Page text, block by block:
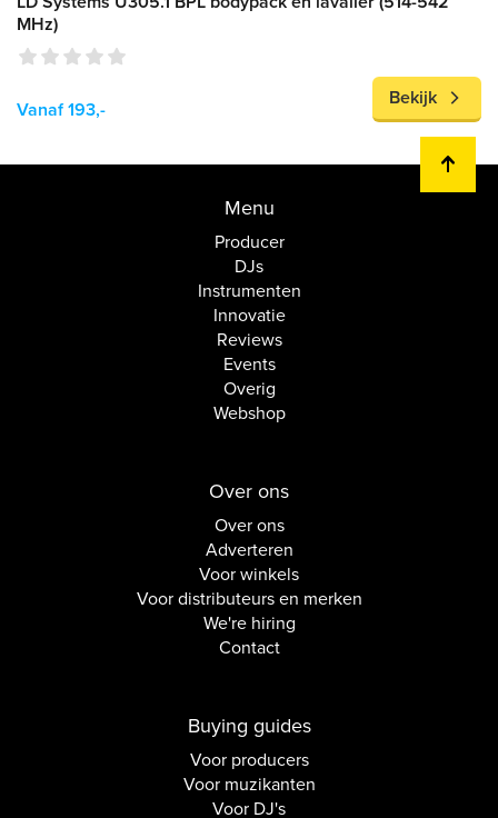
MHz)
Vanaf 193,-
Bekijk
Menu
Producer
DJs
Instrumenten
Innovatie
Reviews
Events
Overig
Webshop
Over ons
Over ons
Adverteren
Voor winkels
Voor distributeurs en merken
We're hiring
Contact
Buying guides
Voor producers
Voor muzikanten
Voor DJ's